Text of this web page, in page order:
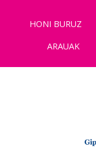
HONI BURUZ
ARAUAK